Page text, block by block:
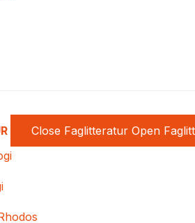
Close Faglitteratur Open